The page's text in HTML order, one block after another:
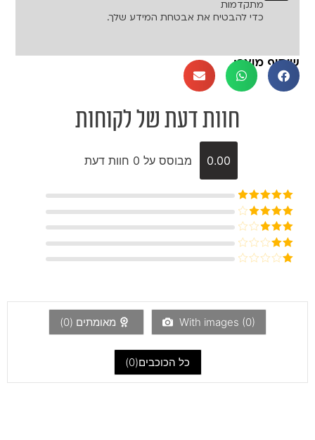
מתקדמות
כדי להבטיח את אבטחת המידע שלך.
שיתוף מוצר:
חוות דעת של לקוחות
0.00 מבוסס על 0 חוות דעת
דורג5מתוך
5
דורג4
מתוך 5
דורג3
מתוך 5
דורג
5
With images (0) מאומתים (0
)
כל הכוכבים(0
)